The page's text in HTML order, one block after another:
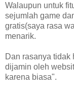
Walaupun untuk
sejumlah game
gratis(saya rasa
menarik.
Dan rasanya tidak
dijamin oleh
karena biasa".